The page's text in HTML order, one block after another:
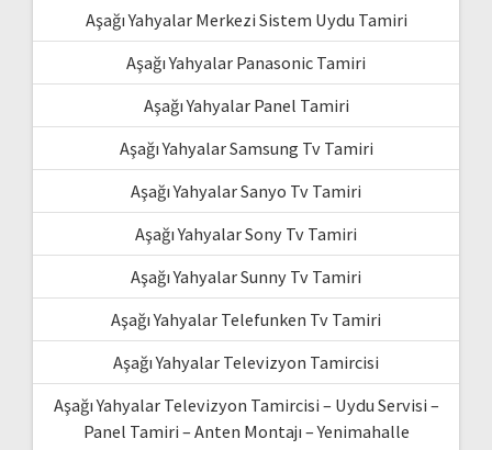
Aşağı Yahyalar Merkezi Sistem Uydu Tamiri
Aşağı Yahyalar Panasonic Tamiri
Aşağı Yahyalar Panel Tamiri
Aşağı Yahyalar Samsung Tv Tamiri
Aşağı Yahyalar Sanyo Tv Tamiri
Aşağı Yahyalar Sony Tv Tamiri
Aşağı Yahyalar Sunny Tv Tamiri
Aşağı Yahyalar Telefunken Tv Tamiri
Aşağı Yahyalar Televizyon Tamircisi
Aşağı Yahyalar Televizyon Tamircisi – Uydu Servisi –
Panel Tamiri – Anten Montajı – Yenimahalle